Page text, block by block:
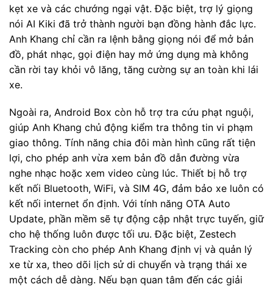
kẹt xe và các chướng ngại vật. Đặc biệt, trợ lý giọng
nói AI Kiki đã trở thành người bạn đồng hành đắc lực.
Anh Khang chỉ cần ra lệnh bằng giọng nói để mở bản
đồ, phát nhạc, gọi điện hay mở ứng dụng mà không
cần rời tay khỏi vô lăng, tăng cường sự an toàn khi lái
xe.
Ngoài ra, Android Box còn hỗ trợ tra cứu phạt nguội,
giúp Anh Khang chủ động kiểm tra thông tin vi phạm
giao thông. Tính năng chia đôi màn hình cũng rất tiện
lợi, cho phép anh vừa xem bản đồ dẫn đường vừa
nghe nhạc hoặc xem video cùng lúc. Thiết bị hỗ trợ
kết nối Bluetooth, WiFi, và SIM 4G, đảm bảo xe luôn có
kết nối internet ổn định. Với tính năng OTA Auto
Update, phần mềm sẽ tự động cập nhật trực tuyến, giữ
cho hệ thống luôn được tối ưu. Đặc biệt, Zestech
Tracking còn cho phép Anh Khang định vị và quản lý
xe từ xa, theo dõi lịch sử di chuyển và trạng thái xe
một cách dễ dàng. Nếu bạn quan tâm đến các giải